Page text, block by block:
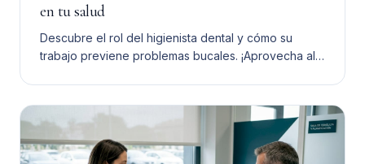
en tu salud
Descubre el rol del higienista dental y cómo su
trabajo previene problemas bucales. ¡Aprovecha al